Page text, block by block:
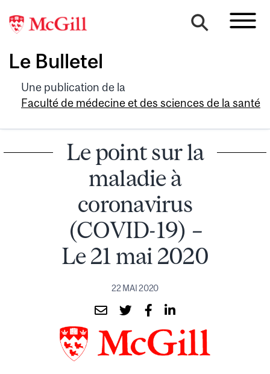
Le Bulletel
Une publication de la
Faculté de médecine et des sciences de la santé
Le point sur la
maladie à
coronavirus
(COVID-19) –
Le 21 mai 2020
22 MAI 2020